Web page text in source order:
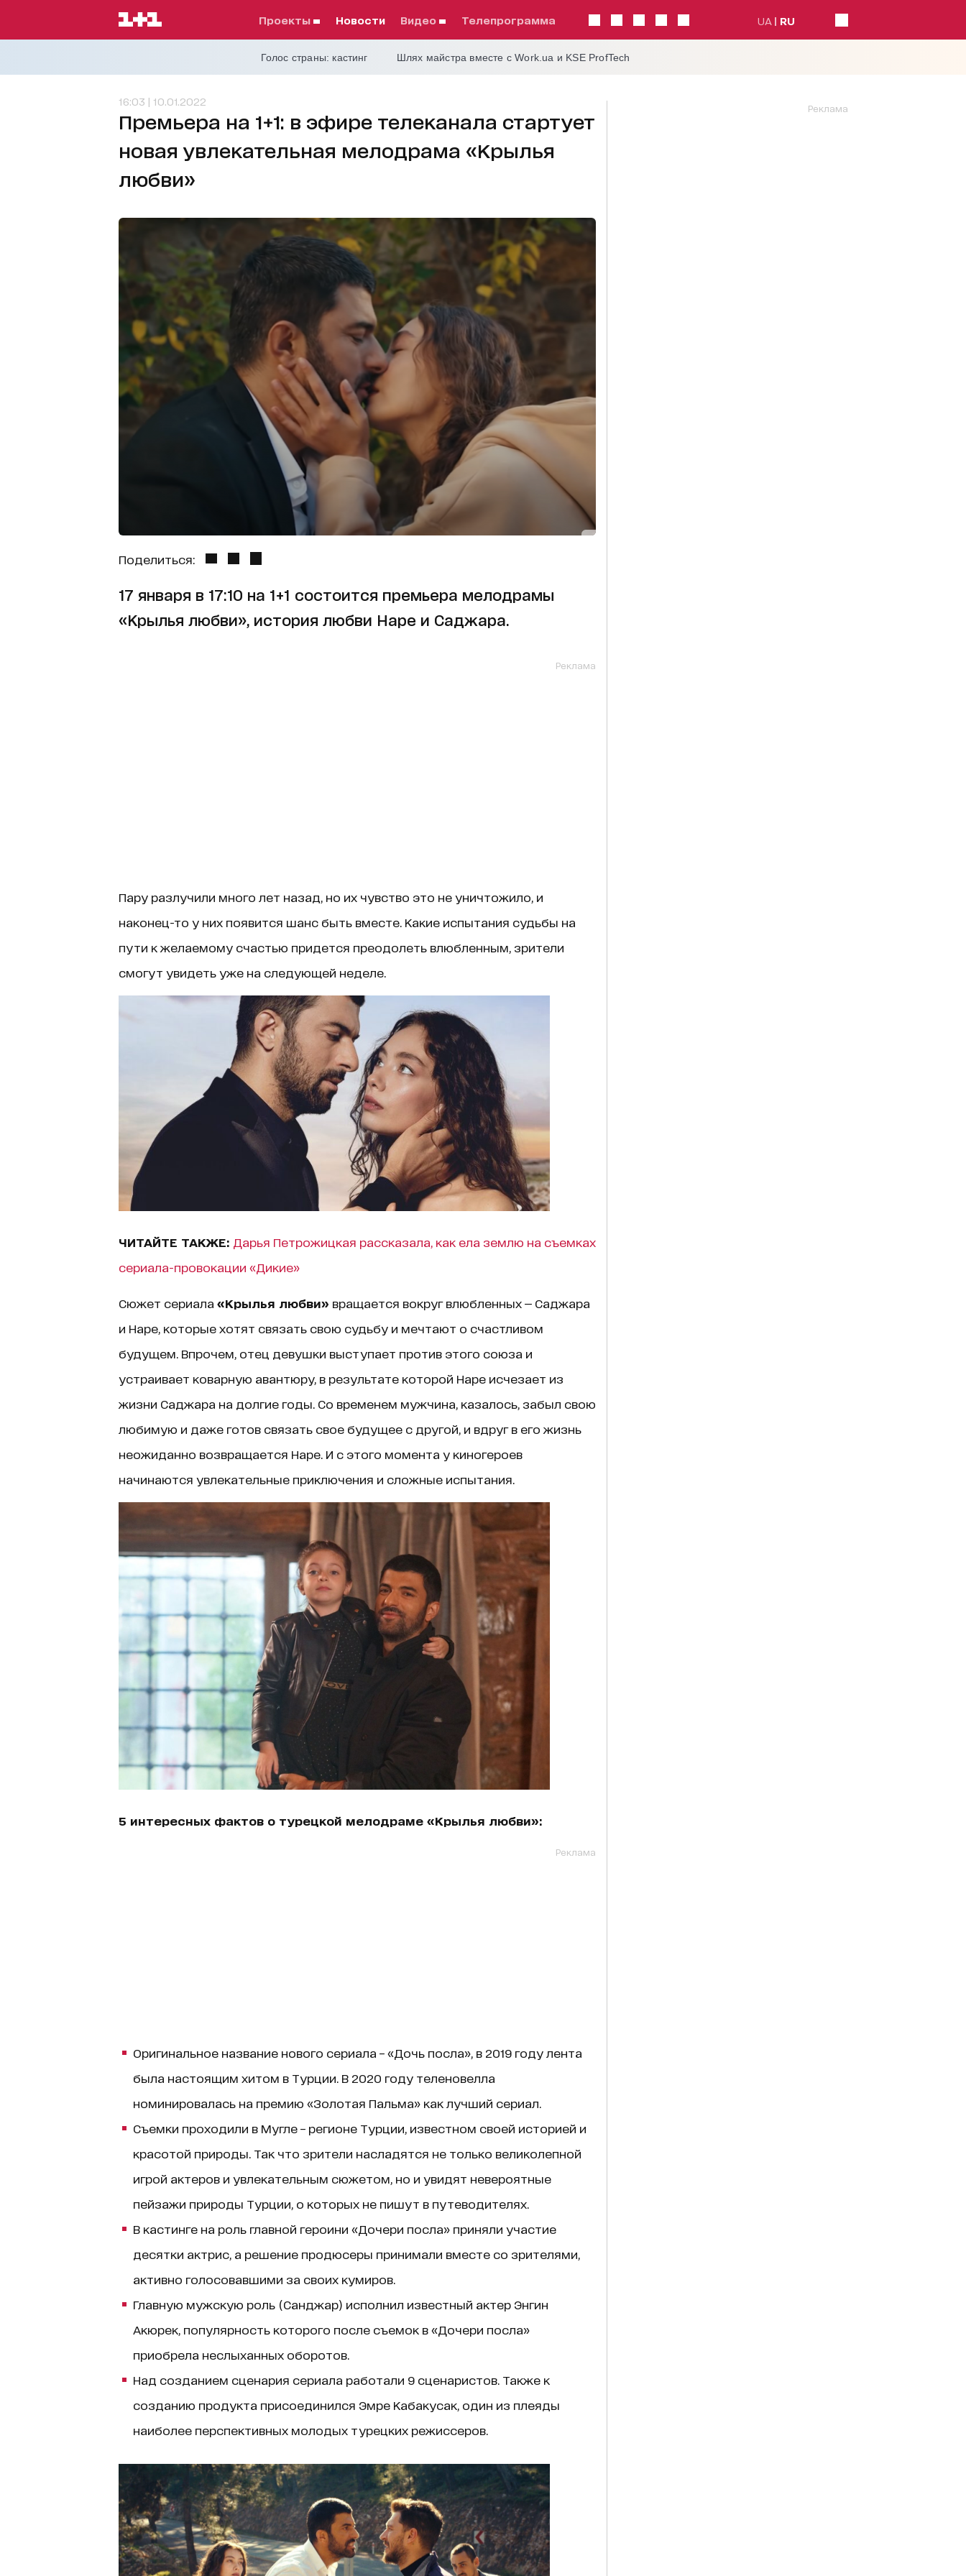
проекты Новости видео телепрограмма UA RU
Голос страны: кастинг Шлях майстра вместе с Work.ua и KSE ProfTech
16:03 | 10.01.2022
Премьера на 1+1: в эфире телеканала стартует
новая увлекательная мелодрама «Крылья
любви»
Поделиться:
17 января в 17:10 на 1+1 состоится премьера мелодрамы
«Крылья любви», история любви Наре и Саджара.
Реклама
Пару разлучили много лет назад, но их чувство это не уничтожило, и
наконец-то у них появится шанс быть вместе. Какие испытания судьбы на
пути к желаемому счастью придется преодолеть влюбленным, зрители
смогут увидеть уже на следующей неделе.
ЧИТАЙТЕ ТАКЖЕ: Дарья Петрожицкая рассказала, как ела землю на съемках
сериала-провокации «Дикие»
Сюжет сериала «Крылья любви» вращается вокруг влюбленных — Саджара
и Наре, которые хотят связать свою судьбу и мечтают о счастливом
будущем. Впрочем, отец девушки выступает против этого союза и
устраивает коварную авантюру, в результате которой Наре исчезает из
жизни Саджара на долгие годы. Со временем мужчина, казалось, забыл свою
любимую и даже готов связать свое будущее с другой, и вдруг в его жизнь
неожиданно возвращается Наре. И с этого момента у киногероев
начинаются увлекательные приключения и сложные испытания.
5 интересных фактов о турецкой мелодраме «Крылья любви»:
Реклама
Оригинальное название нового сериала – «Дочь посла», в 2019 году лента
была настоящим хитом в Турции. В 2020 году теленовелла
номинировалась на премию «Золотая Пальма» как лучший сериал.
Съемки проходили в Мугле ​​– регионе Турции, известном своей историей и
красотой природы. Так что зрители насладятся не только великолепной
игрой актеров и увлекательным сюжетом, но и увидят невероятные
пейзажи природы Турции, о которых не пишут в путеводителях.
В кастинге на роль главной героини «Дочери посла» приняли участие
десятки актрис, а решение продюсеры принимали вместе со зрителями,
активно голосовавшими за своих кумиров.
Главную мужскую роль (Санджар) исполнил известный актер Энгин
Акюрек, популярность которого после съемок в «Дочери посла»
приобрела неслыханных оборотов.
Над созданием сценария сериала работали 9 сценаристов. Также к
созданию продукта присоединился Эмре Кабакусак, один из плеяды
наиболее перспективных молодых турецких режиссеров.
Реклама